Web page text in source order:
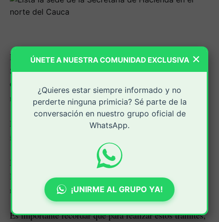
En el barrio Santa Anita (calle 7 # 6B - 60) de
Santander de Quilichao donde funciona la "Casa" de la
Gobernación del Cauca, ya está funcionando la sede
norte de la Secretaría de Hacienda departamental.
En estas oficinas, los contribuyentes podrán pagar sus
impuestos de manera fácil y rápida.
Los trámites que se pueden adelantar ahí son
liquidación de impuesto vehicular y el impuesto de
registro.
Es importante recordar que para realizar estos trámites,
×
ÚNETE A NUESTRA COMUNIDAD EXCLUSIVA
¿Quieres estar siempre informado y no
perderte ninguna primicia? Sé parte de la
conversación en nuestro grupo oficial de
WhatsApp.
¡UNIRME AL GRUPO YA!